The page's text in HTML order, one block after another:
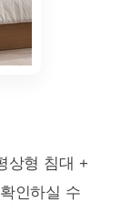
상형 침대 +
인하실 수